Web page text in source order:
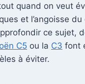
quand on veut
et l’angoisse du
ce sujet,
C5 ou la C3 font
à éviter.